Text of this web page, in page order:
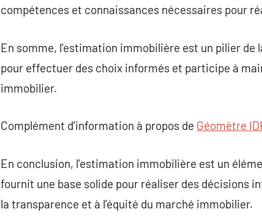
compétences et connaissances nécessaires pour
En somme, l’estimation immobilière est un pilier
pour effectuer des choix informés et participe à
immobilier.
Complément d’information à propos de Géomètre
En conclusion, l’estimation immobilière est un
fournit une base solide pour réaliser des décisions
la transparence et à l’équité du marché immobilier.